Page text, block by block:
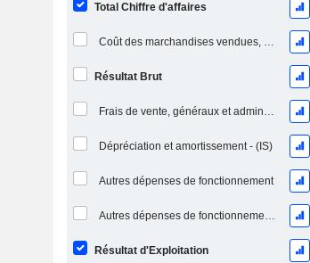
Total Chiffre d'affaires
Coût des marchandises vendues, total
Résultat Brut
Frais de vente, généraux et administratifs, total
Dépréciation et amortissement - (IS)
Autres dépenses de fonctionnement
Autres dépenses de fonctionnement, total
Résultat d'Exploitation